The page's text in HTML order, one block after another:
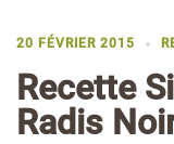
20 FÉVRIER 2015
Recette
Radis